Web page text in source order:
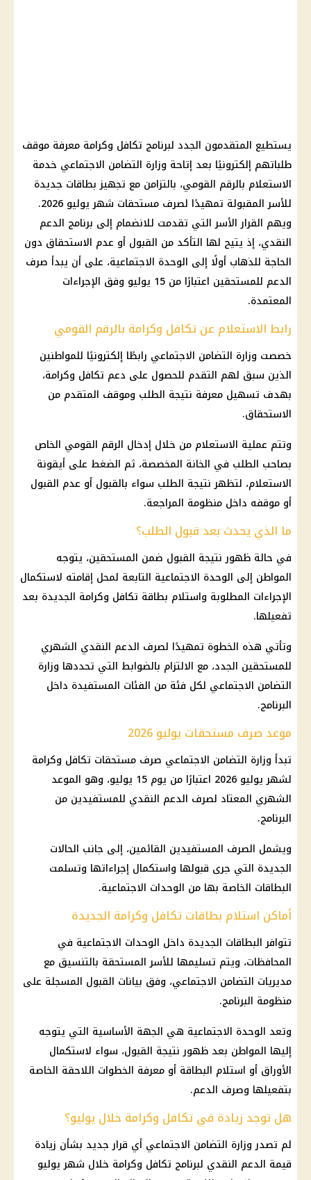
يستطيع المتقدمون الجدد لبرنامج تكافل وكرامة معرفة موقف
طلباتهم إلكترونيًا بعد إتاحة وزارة التضامن الاجتماعي خدمة
الاستعلام بالرقم القومي، بالتزامن مع تجهيز بطاقات جديدة
للأسر المقبولة تمهيدًا لصرف مستحقات شهر يوليو 2026.
ويهم القرار الأسر التي تقدمت للانضمام إلى برنامج الدعم
النقدي، إذ يتيح لها التأكد من القبول أو عدم الاستحقاق دون
الحاجة للذهاب أولًا إلى الوحدة الاجتماعية، على أن يبدأ صرف
الدعم للمستحقين اعتبارًا من 15 يوليو وفق الإجراءات
المعتمدة.
رابط الاستعلام عن تكافل وكرامة بالرقم القومي
خصصت وزارة التضامن الاجتماعي رابطًا إلكترونيًا للمواطنين
الذين سبق لهم التقدم للحصول على دعم تكافل وكرامة،
بهدف تسهيل معرفة نتيجة الطلب وموقف المتقدم من
الاستحقاق.
وتتم عملية الاستعلام من خلال إدخال الرقم القومي الخاص
بصاحب الطلب في الخانة المخصصة، ثم الضغط على أيقونة
الاستعلام، لتظهر نتيجة الطلب سواء بالقبول أو عدم القبول
أو موقفه داخل منظومة المراجعة.
ما الذي يحدث بعد قبول الطلب؟
في حالة ظهور نتيجة القبول ضمن المستحقين، يتوجه
المواطن إلى الوحدة الاجتماعية التابعة لمحل إقامته لاستكمال
الإجراءات المطلوبة واستلام بطاقة تكافل وكرامة الجديدة بعد
تفعيلها.
وتأتي هذه الخطوة تمهيدًا لصرف الدعم النقدي الشهري
للمستحقين الجدد، مع الالتزام بالضوابط التي تحددها وزارة
التضامن الاجتماعي لكل فئة من الفئات المستفيدة داخل
البرنامج.
موعد صرف مستحقات يوليو 2026
تبدأ وزارة التضامن الاجتماعي صرف مستحقات تكافل وكرامة
لشهر يوليو 2026
اعتبارًا من يوم 15 يوليو، وهو الموعد
الشهري المعتاد لصرف الدعم النقدي للمستفيدين من
البرنامج.
ويشمل الصرف المستفيدين القائمين، إلى جانب الحالات
الجديدة التي جرى قبولها واستكمال إجراءاتها وتسلمت
البطاقات الخاصة بها من الوحدات الاجتماعية.
أماكن استلام بطاقات تكافل وكرامة الجديدة
تتوافر البطاقات الجديدة داخل الوحدات الاجتماعية في
المحافظات، ويتم تسليمها للأسر المستحقة بالتنسيق مع
مديريات التضامن الاجتماعي، وفق بيانات القبول المسجلة على
منظومة البرنامج.
وتعد الوحدة الاجتماعية هي الجهة الأساسية التي يتوجه
إليها المواطن بعد ظهور نتيجة القبول، سواء لاستكمال
الأوراق أو استلام البطاقة أو معرفة الخطوات اللاحقة الخاصة
بتفعيلها وصرف الدعم.
هل توجد زيادة في تكافل وكرامة خلال يوليو؟
لم تصدروزارة التضامن الاجتماعي أي قرار جديد بشأن زيادة
قيمة الدعم النقدي لبرنامج تكافل وكرامة خلال شهر يوليو